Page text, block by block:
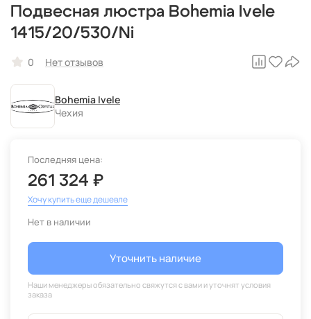
Подвесная люстра Bohemia Ivele
1415/20/530/Ni
0 Нет отзывов
Bohemia Ivele
Чехия
Последняя цена:
261 324 ₽
Хочу купить еще дешевле
Нет в наличии
Уточнить наличие